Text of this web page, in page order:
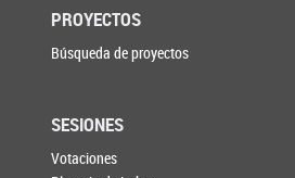
PROYECTOS
Búsqueda de proyectos
SESIONES
Votaciones